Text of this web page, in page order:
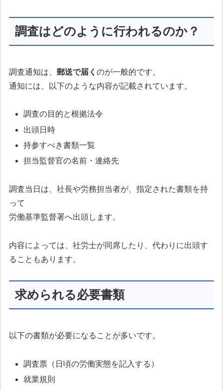
調査はどのように行われるのか？
調査通知は、郵送で届くのが一般的です。
通知には、以下のような内容が記載されています。
調査の目的と根拠法令
出頭日時
持参すべき書類一覧
担当監督官の名前・連絡先
調査当日は、社長や労務担当者が、指定された書類を持
って
労働基準監督署へ出頭します。
内容によっては、社労士が同席したり、代わりに出頭す
ることもあります。
求められる必要書類
以下の書類が必要になることが多いです。
調査票（日頃の労働実態を記入する）
就業規則